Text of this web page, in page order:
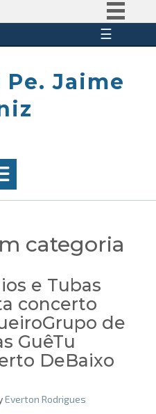
Participe
☰
Jaime
categoria
e Tubas
concerto
de
GuêTu
DeBaixo
Everton Rodrigues